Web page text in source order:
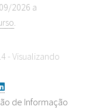
2026 a
- Visualizando
de Informação